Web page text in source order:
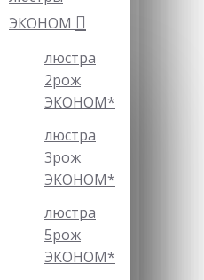
ЭКОНОМ
люстра
2рож
ЭКОНОМ*
люстра
3рож
ЭКОНОМ*
люстра
5рож
ЭКОНОМ*